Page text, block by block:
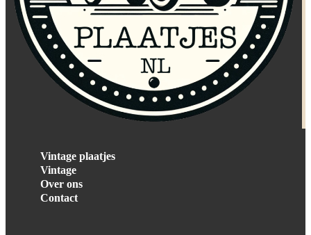
Vintage plaatjes
Vintage
Over ons
Contact